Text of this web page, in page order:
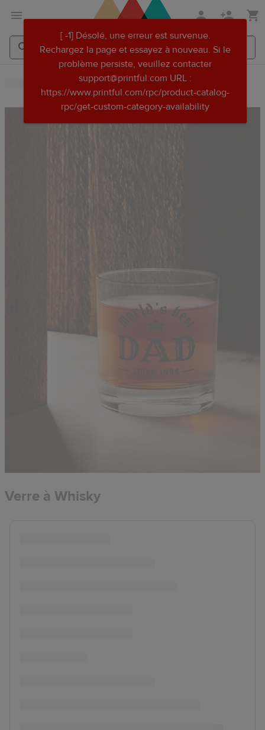
Aller
contenu
principal
Passer
centre
Verre à Whisky
[ -1] Désolé, une erreur est survenue.
Rechargez la page et essayez à nouveau. Si le
problème persiste, veuillez contacter
support@printful.com URL :
https://www.printful.com/rpc/product-catalog-
rpc/get-custom-category-availability